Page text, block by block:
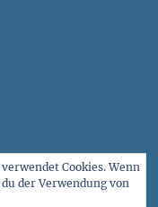
Cookies. Wenn
der Verwendung von